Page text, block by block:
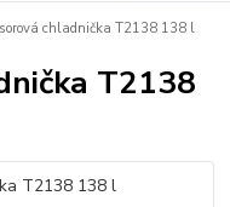
chladnička T2138 138 l
T2138